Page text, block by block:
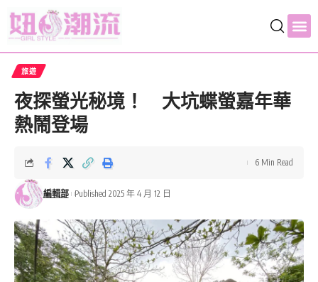
旅遊
夜探螢光秘境！ 大坑蝶螢嘉年華
熱鬧登場
編輯部 Published 2025 年 4 月 12 日
6 Min Read